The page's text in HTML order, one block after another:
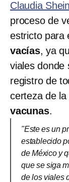
Claudia
proceso de
estricto para
vacías, ya
viales donde
registro de
certeza de la
vacunas.
"Este es un
establecido
de México y
que se siga
de los viales